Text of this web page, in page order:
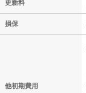
更新料
損保
他初期費用